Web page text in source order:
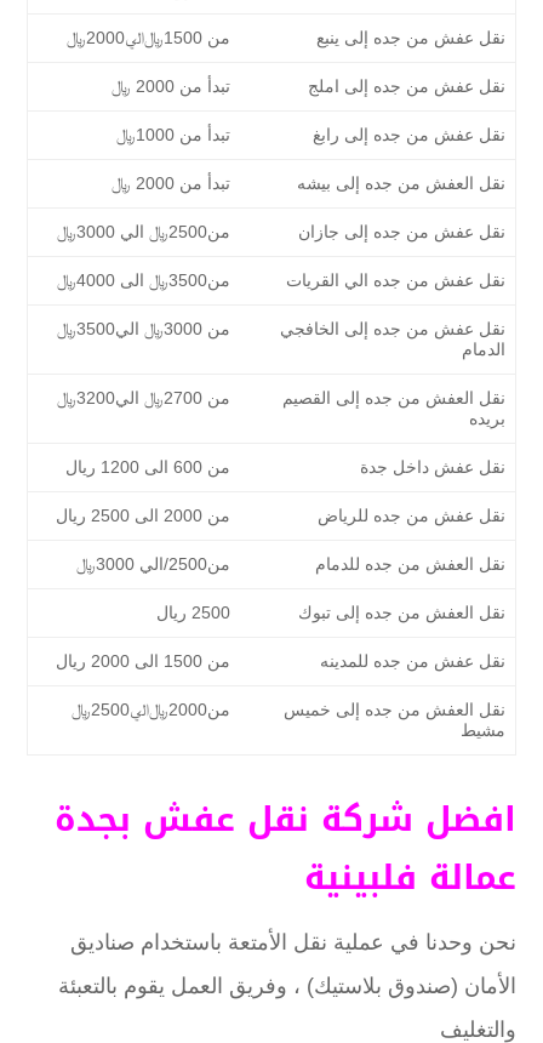
نقل عفش من جده إلى ينبع من 1500﷼الي2000﷼
نقل عفش من جده إلى املج تبدأ من 2000 ﷼
نقل عفش من جده إلى رابغ تبدأ من 1000﷼
نقل العفش من جده إلى بيشه تبدأ من 2000 ﷼
نقل عفش من جده إلى جازان من2500﷼ الي 3000﷼
نقل عفش من جده الي القريات من3500﷼ الى 4000﷼
نقل عفش من جده إلى الخافجي
الدمام
من 3000﷼ الي3500﷼
نقل العفش من جده إلى القصيم
بريده
من 2700﷼ الي3200﷼
نقل عفش داخل جدة من 600 الى 1200 ريال
نقل عفش من جده للرياض من 2000 الى 2500 ريال
نقل العفش من جده للدمام من2500/الي 3000﷼
نقل العفش من جده إلى تبوك 2500 ريال
نقل عفش من جده للمدينه من 1500 الى 2000 ريال
نقل العفش من جده إلى خميس
مشيط
من2000﷼الي2500﷼
افضل شركة نقل عفش بجدة
عمالة فلبينية
نحن وحدنا في عملية نقل الأمتعة باستخدام صناديق
الأمان (صندوق بلاستيك) ، وفريق العمل يقوم بالتعبئة
والتغليف